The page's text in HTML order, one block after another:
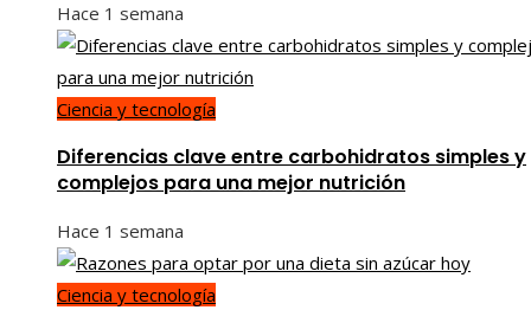
Hace 1 semana
Ciencia y tecnología
Diferencias clave entre carbohidratos simples y
complejos para una mejor nutrición
Hace 1 semana
Ciencia y tecnología